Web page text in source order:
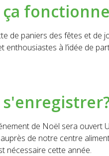
de paniers des fêtes et de
à l’idée de
de Noël sera ouvert
de notre centre
nécessaire cette année.